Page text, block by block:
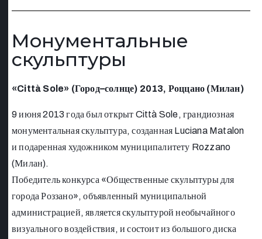
Монументальные
скульптуры
«Città Sole» (Город–солнце) 2013, Роццано (Милан)
9 июня 2013 года был открыт Città Sole, грандиозная
монументальная скульптура, созданная Luciana Matalon
и подаренная художником муниципалитету Rozzano
(Милан).
Победитель конкурса «Общественные скульптуры для
города Роззано», объявленный муниципальной
администрацией, является скульптурой необычайного
визуального воздействия, и состоит из большого диска